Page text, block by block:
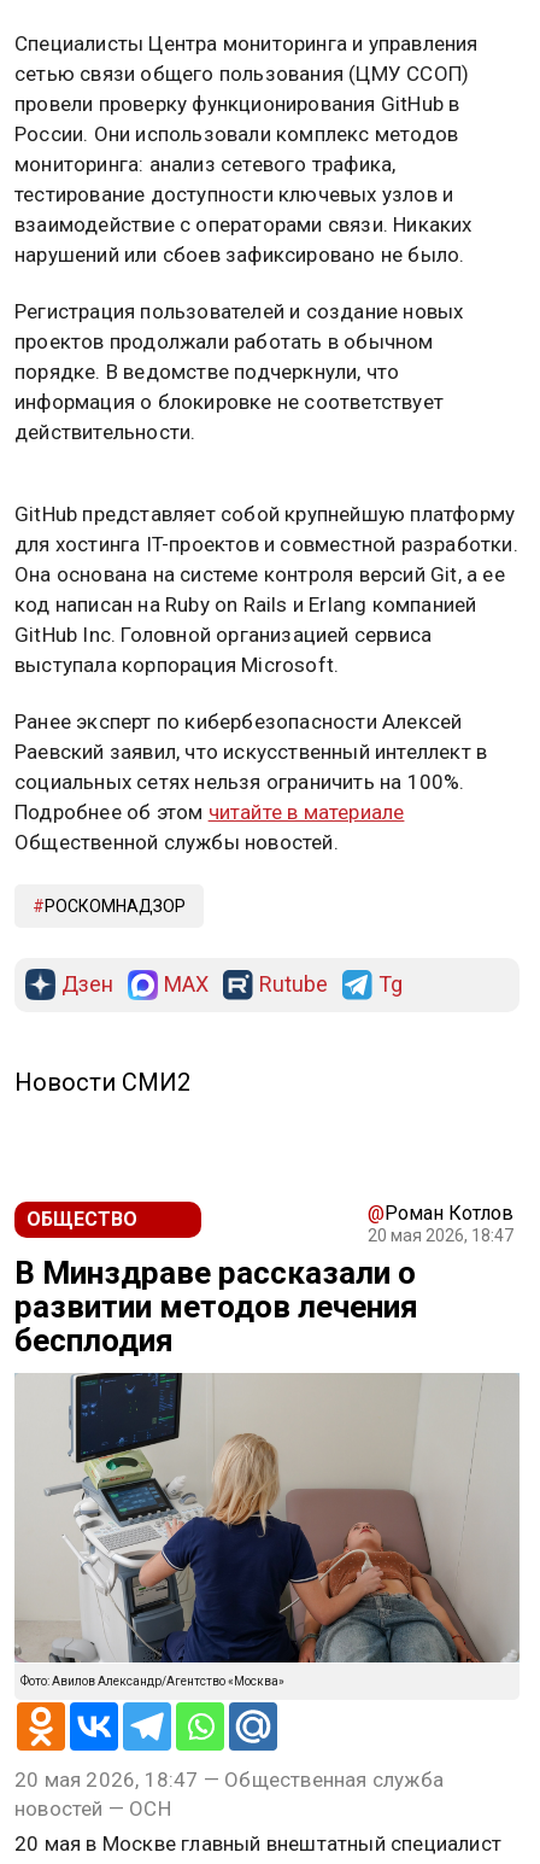
Специалисты Центра мониторинга и управления
сетью связи общего пользования (ЦМУ ССОП)
провели проверку функционирования GitHub в
России. Они использовали комплекс методов
мониторинга: анализ сетевого трафика,
тестирование доступности ключевых узлов и
взаимодействие с операторами связи. Никаких
нарушений или сбоев зафиксировано не было.
Регистрация пользователей и создание новых
проектов продолжали работать в обычном
порядке. В ведомстве подчеркнули, что
информация о блокировке не соответствует
действительности.
GitHub представляет собой крупнейшую платформу
для хостинга IT-проектов и совместной разработки.
Она основана на системе контроля версий Git, а ее
код написан на Ruby on Rails и Erlang компанией
GitHub Inc. Головной организацией сервиса
выступала корпорация Microsoft.
Ранее эксперт по кибербезопасности Алексей
Раевский заявил, что искусственный интеллект в
социальных сетях нельзя ограничить на 100%.
Подробнее об этом читайте в материале
Общественной службы новостей.
РОСКОМНАДЗОР
Дзен MAX Rutube Tg
Новости СМИ2
ОБЩЕСТВО @Роман Котлов
20 мая 2026, 18:47
В Минздраве рассказали о
развитии методов лечения
бесплодия
Фото: Авилов Александр/Агентство «Москва»
20 мая 2026, 18:47 — Общественная служба
новостей — ОСН
20 мая в Москве главный внештатный специалист